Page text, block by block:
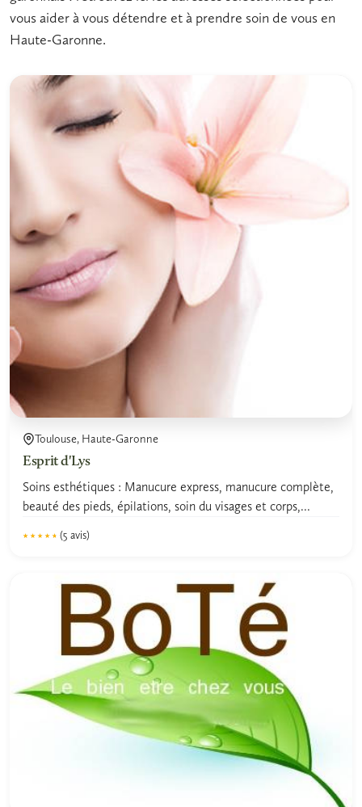
vous aider à vous détendre et à prendre soin de vous en
Haute-Garonne.
Toulouse, Haute-Garonne
Esprit d'Lys
Soins esthétiques : Manucure express, manucure complète,
beauté des pieds, épilations, soin du visages et corps,...
★★★★★
★★★★★ (5 avis)